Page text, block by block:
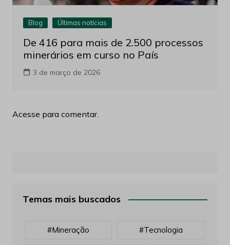
Blog Últimas notícias
De 416 para mais de 2.500 processos
minerários em curso no País
3 de março de 2026
Acesse para comentar.
Temas mais buscados
#mineração #tecnologia